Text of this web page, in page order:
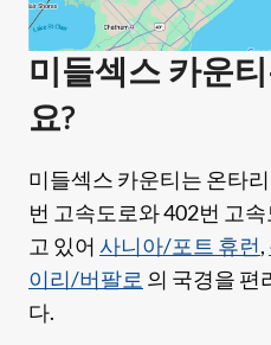
미들섹스 카운
요?
미들섹스 카운티는 온타
번 고속도로와 402번 고
고 있어 사니아/포트 휴런,
이리/버팔로 의 국경을 편
다.